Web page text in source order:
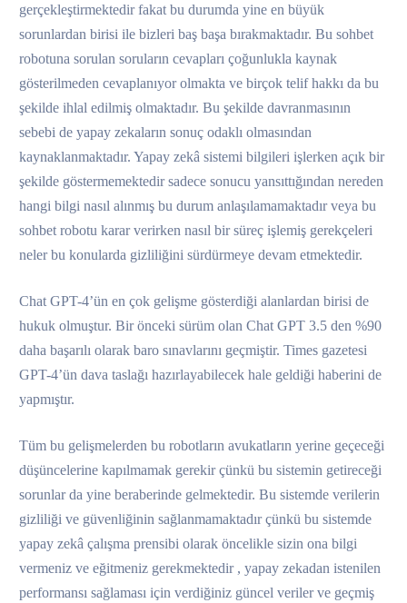
gerçekleştirmektedir fakat bu durumda yine en büyük
sorunlardan birisi ile bizleri baş başa bırakmaktadır. Bu sohbet
robotuna sorulan soruların cevapları çoğunlukla kaynak
gösterilmeden cevaplanıyor olmakta ve birçok telif hakkı da bu
şekilde ihlal edilmiş olmaktadır. Bu şekilde davranmasının
sebebi de yapay zekaların sonuç odaklı olmasından
kaynaklanmaktadır. Yapay zekâ sistemi bilgileri işlerken açık bir
şekilde göstermemektedir sadece sonucu yansıttığından nereden
hangi bilgi nasıl alınmış bu durum anlaşılamamaktadır veya bu
sohbet robotu karar verirken nasıl bir süreç işlemiş gerekçeleri
neler bu konularda gizliliğini sürdürmeye devam etmektedir.
Chat GPT-4’ün en çok gelişme gösterdiği alanlardan birisi de
hukuk olmuştur. Bir önceki sürüm olan Chat GPT 3.5 den %90
daha başarılı olarak baro sınavlarını geçmiştir. Times gazetesi
GPT-4’ün dava taslağı hazırlayabilecek hale geldiği haberini de
yapmıştır.
Tüm bu gelişmelerden bu robotların avukatların yerine geçeceği
düşüncelerine kapılmamak gerekir çünkü bu sistemin getireceği
sorunlar da yine beraberinde gelmektedir. Bu sistemde verilerin
gizliliği ve güvenliğinin sağlanmamaktadır çünkü bu sistemde
yapay zekâ çalışma prensibi olarak öncelikle sizin ona bilgi
vermeniz ve eğitmeniz gerekmektedir , yapay zekadan istenilen
performansı sağlaması için verdiğiniz güncel veriler ve geçmiş